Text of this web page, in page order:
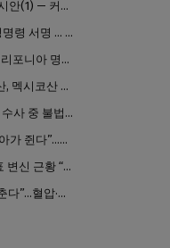
[석승환의 MLB] 덕아웃의 아시안(1) — 커트 스즈키가 우리에게 묻는 것
트럼프, “원정출산 차단” 행정명령 서명 … 외국 공무원 자녀도 시민권 안준다
차량 돌진에 식당 초토화… 캘리포니아 명물 버거집 “다시 일어설 수 있도록 도와주세요”
“전국적 살모네라 식중독 확산, 멕시코산 할라피뇨”– CDC
샌버나디노 카운티 보복운전 수사 중 불법 총기 20정·탄약 2만 발 압수
“AI 시장 주도권, 결국 엔비디아가 쥔다”…모건스탠리 장담
김지수, 프라하서 여행사 대표 변신 근황 “가볼 만하니…”
“중년기 관리로 치매 13년 늦춘다”…혈압·당뇨·금연 시기가 골든타임